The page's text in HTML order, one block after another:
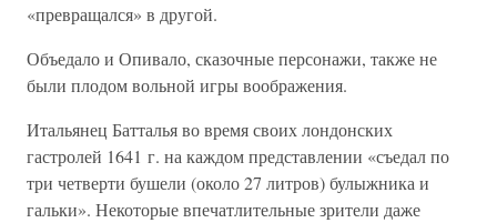
«превращался» в другой.
Объедало и Опивало, сказочные персонажи, также не
были плодом вольной игры воображения.
Итальянец Батталья во время своих лондонских
гастролей 1641 г. на каждом представлении «съедал по
три четверти бушели (около 27 литров) булыжника и
гальки». Некоторые впечатлительные зрители даже